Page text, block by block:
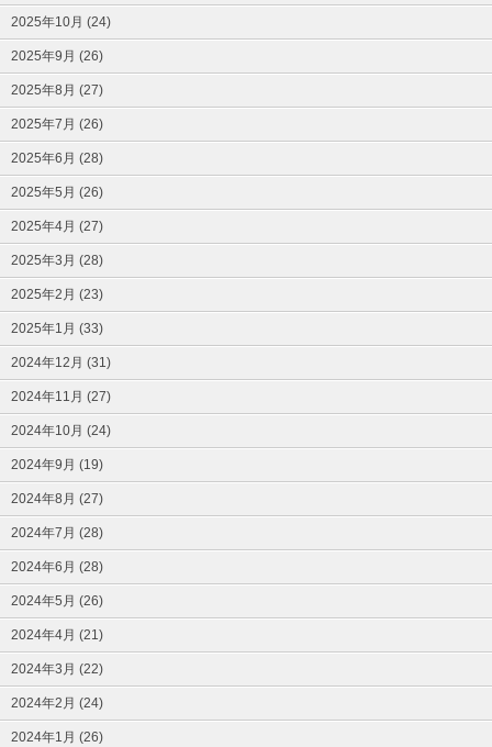
2025年10月 (24)
2025年9月 (26)
2025年8月 (27)
2025年7月 (26)
2025年6月 (28)
2025年5月 (26)
2025年4月 (27)
2025年3月 (28)
2025年2月 (23)
2025年1月 (33)
2024年12月 (31)
2024年11月 (27)
2024年10月 (24)
2024年9月 (19)
2024年8月 (27)
2024年7月 (28)
2024年6月 (28)
2024年5月 (26)
2024年4月 (21)
2024年3月 (22)
2024年2月 (24)
2024年1月 (26)